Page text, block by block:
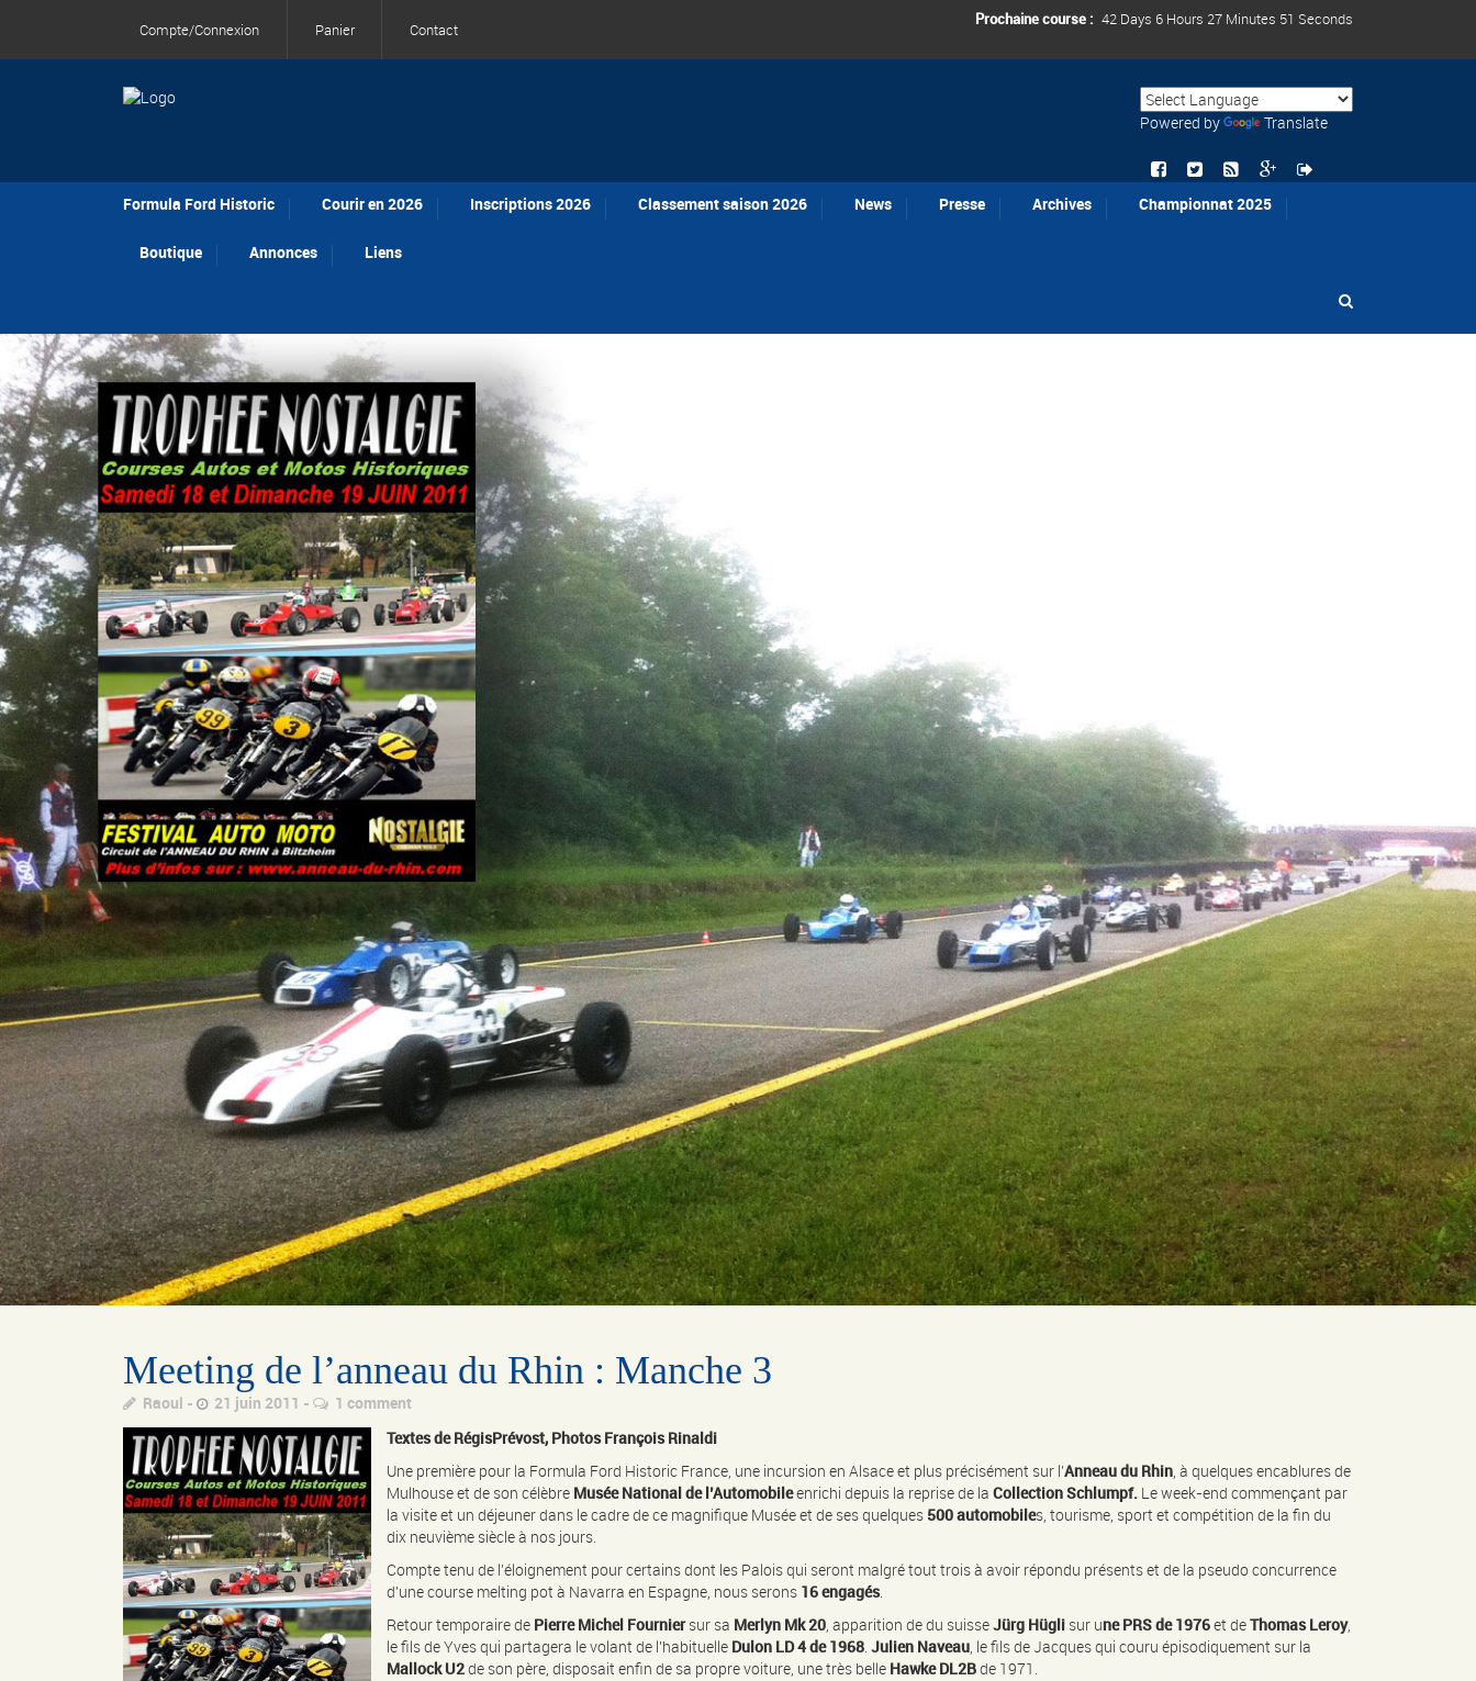
Compte/Connexion Panier Contact
Prochaine course : 42 Days 6 Hours 27 Minutes 50 Seconds
Powered by Translate
Formula Ford Historic Courir en 2026 Inscriptions 2026 Classement saison 2026 News Presse Archives Championnat 2025
Boutique Annonces Liens
Meeting de l’anneau du Rhin : Manche 3
Raoul 21 juin 2011
1 comment
Textes de RégisPrévost, Photos François Rinaldi
Une première pour la Formula Ford Historic France, une incursion en Alsace et plus précisément sur l’Anneau du Rhin, à quelques encablures de
Mulhouse et de son célèbre Musée National de l’Automobileenrichi depuis la reprise de la Collection Schlumpf. Le week-end commençant par
la visite et un déjeuner dans le cadre de ce magnifique Musée et de ses quelques 500 automobiles, tourisme, sport et compétition de la fin du
dix neuvième siècle à nos jours.
Compte tenu de l’éloignement pour certains dont les Palois qui seront malgré tout trois à avoir répondu présents et de la pseudo concurrence
d’une course melting pot à Navarra en Espagne, nous serons 16 engagés.
Retour temporaire de Pierre Michel Fourniersur sa Merlyn Mk 20, apparition de du suisseJürg Hügli sur une PRS de 1976et deThomas Leroy,
le fils de Yves qui partagera le volant de l’habituelle Dulon LD 4 de 1968. Julien Naveau, le fils de Jacques qui couru épisodiquement sur la
Mallock U2de son père, disposait enfin de sa propre voiture, une très belle Hawke DL2Bde 1971.